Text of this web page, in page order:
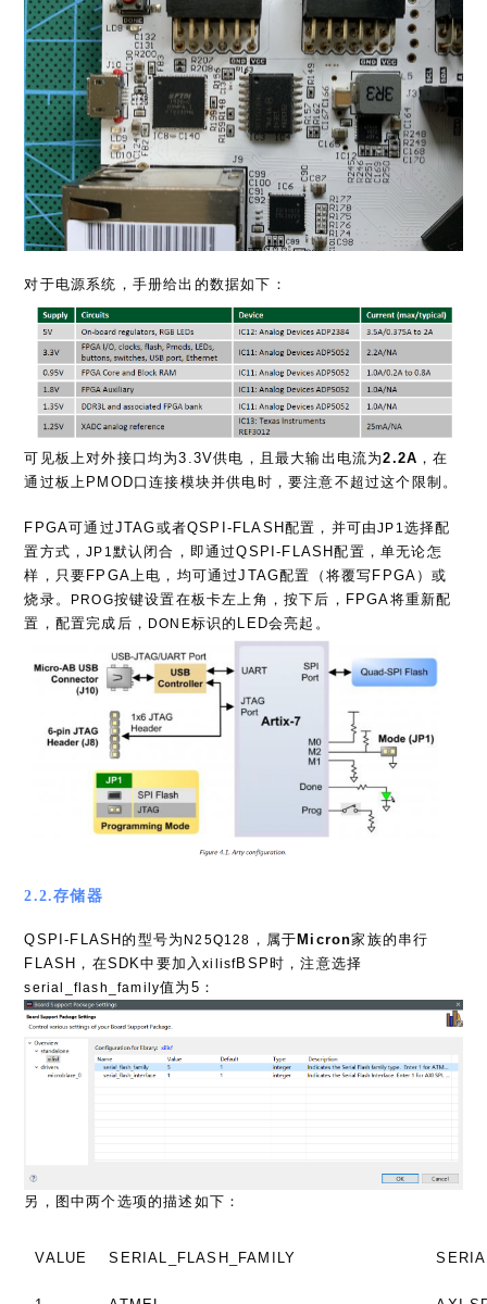
对于电源系统，手册给出的数据如下：
可见板上对外接口均为3.3V供电，且最大输出电流为2.2A ，在
通过板上PMOD口连接模块并供电时，要注意不超过这个限制。
FPGA可通过JTAG或者QSPI-FLASH配置，并可由JP1 选择配
置方式，JP1 默认闭合，即通过QSPI-FLASH配置，单无论怎
样，只要FPGA上电，均可通过JTAG配置（将覆写FPGA）或
烧录。
PROG按键设置在板卡左上角，按下后，FPGA将重新配
置，配置完成后， DONE标识的LED会亮起。
2.2.存储器
QSPI-FLASH的型号为 N25Q128 ，属于 Micron家族的串行
FLASH，在SDK中要加入xilisfBSP时，注意选择
serial_flash_family值为5：
另，图中两个选项的描述如下：
VALUE SERIAL_FLASH_FAMILY